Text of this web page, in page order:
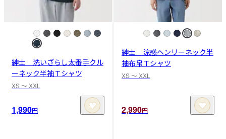
紳士 洗いざらし太番手クル
ーネック半袖Ｔシャツ
XS 〜 XXL
1,990円
紳士 涼感ヘンリーネック半
袖布帛Ｔシャツ
XS 〜 XXL
2,990円